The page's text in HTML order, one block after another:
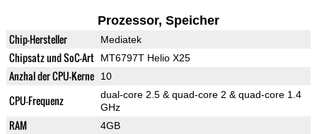
Prozessor, Speicher
Chip-Hersteller Mediatek
Chipsatz und SoC-Art MT6797T Helio X25
Anzhal der CPU-Kerne 10
CPU-Frequenz
dual-core 2.5 & quad-core 2 & quad-core 1.4
GHz
RAM 4GB